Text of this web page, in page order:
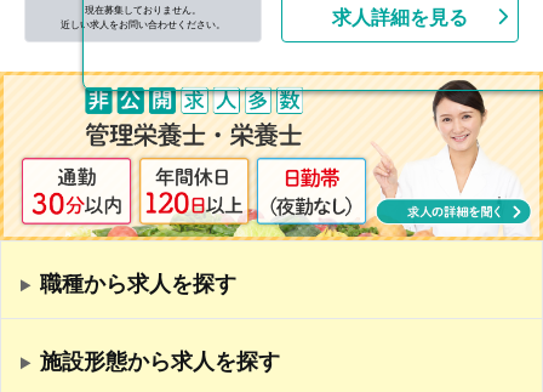
現在募集しておりません。
近しい求人をお問い合わせください。
求人詳細を見る
職種から求人を探す
施設形態から求人を探す